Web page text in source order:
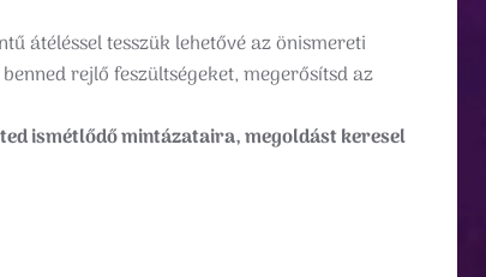
átéléssel tesszük lehetővé az önismereti
rejlő feszültségeket, megerősítsd az
ismétlődő mintázataira, megoldást keresel